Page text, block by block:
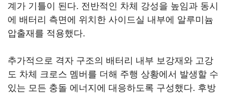
계가 기틀이 된다. 전반적인 차체 강성을 높임과 동시
에 배터리 측면에 위치한 사이드실 내부에 알루미늄
압출재를 적용했다.
추가적으로 격자 구조의 배터리 내부 보강재와 고강
도 차체 크로스 멤버를 더해 주행 상황에서 발생할 수
있는 모든 충돌 에너지에 대응하도록 구성했다. 후방